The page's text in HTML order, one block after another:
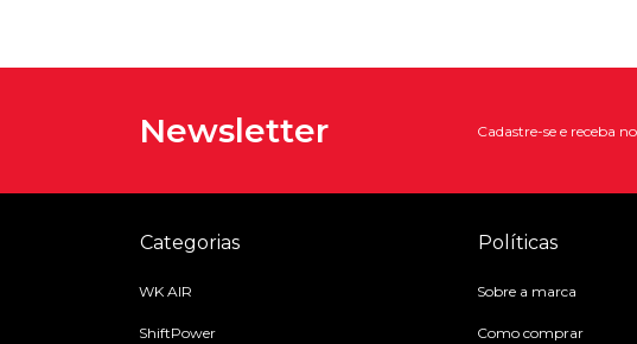
Newsletter Cadastre-se e receba
Categorias
WK AIR
ShiftPower
Políticas
Sobre a marca
Como comprar